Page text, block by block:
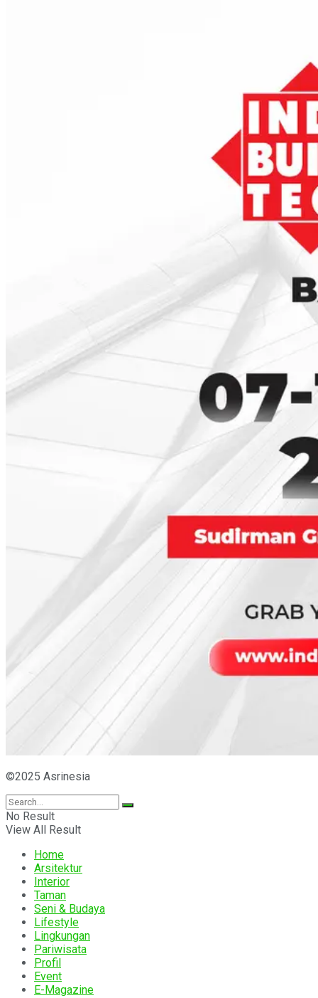
©2025 Asrinesia
No Result
View All Result
Home
Arsitektur
Interior
Taman
Seni & Budaya
Lifestyle
Lingkungan
Pariwisata
Profil
Event
E-Magazine